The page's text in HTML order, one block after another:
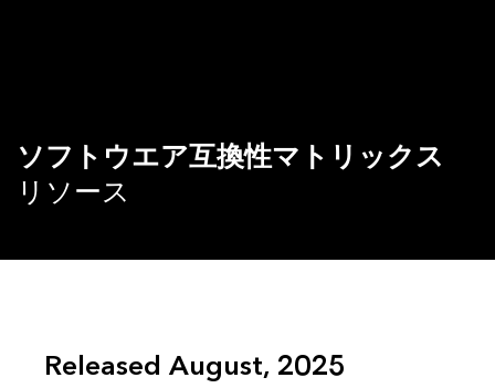
ソフトウエア互換性マトリックス
リソース
Released August, 2025